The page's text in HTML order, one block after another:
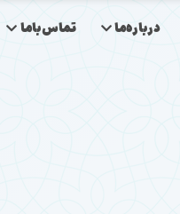
درباره‌ما تماس‌باما